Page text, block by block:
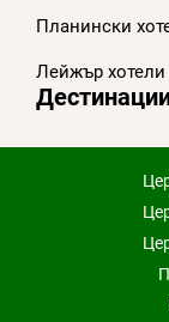
Планински
Лейжър хотели